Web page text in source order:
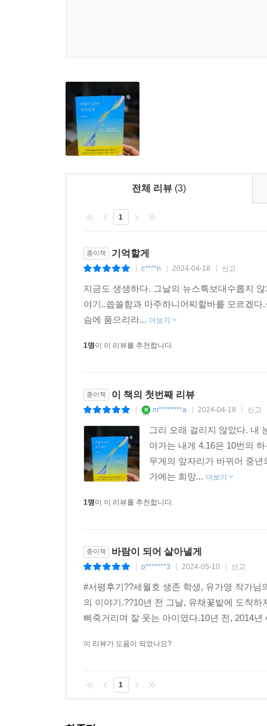
전체 리뷰 (3)
1
종이책 기억할게
c****n 2024-04-18 신고
지금도 생생하다. 그날의 뉴스특보대수롭지
야기..씁쓸함과 마주하니어찌할바를 모르겠
슴에 품으리라... 더보기
1명이 이 리뷰를 추천합니다.
종이책 이 책의 첫번째 리뷰
m********a 2024-04-18 신고
그리 오래 걸리지 않았다. 내
아가는 내게 4.16은 10번의
무게의 앞자리가 바뀌어 중
가에는 희망... 더보기
1명이 이 리뷰를 추천합니다.
종이책 바람이 되어 살아낼게
p*******3 2024-05-10 신고
#서평후기??세월호 생존 학생, 유가영 작가
의 이야기.??10년 전 그날, 유채꽃밭에 도착
삐죽거리며 잘 웃는 아이였다.10년 전, 2014
이 리뷰가 도움이 되었나요?
1